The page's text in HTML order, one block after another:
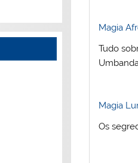
Magia
Tudo
Magia
Os